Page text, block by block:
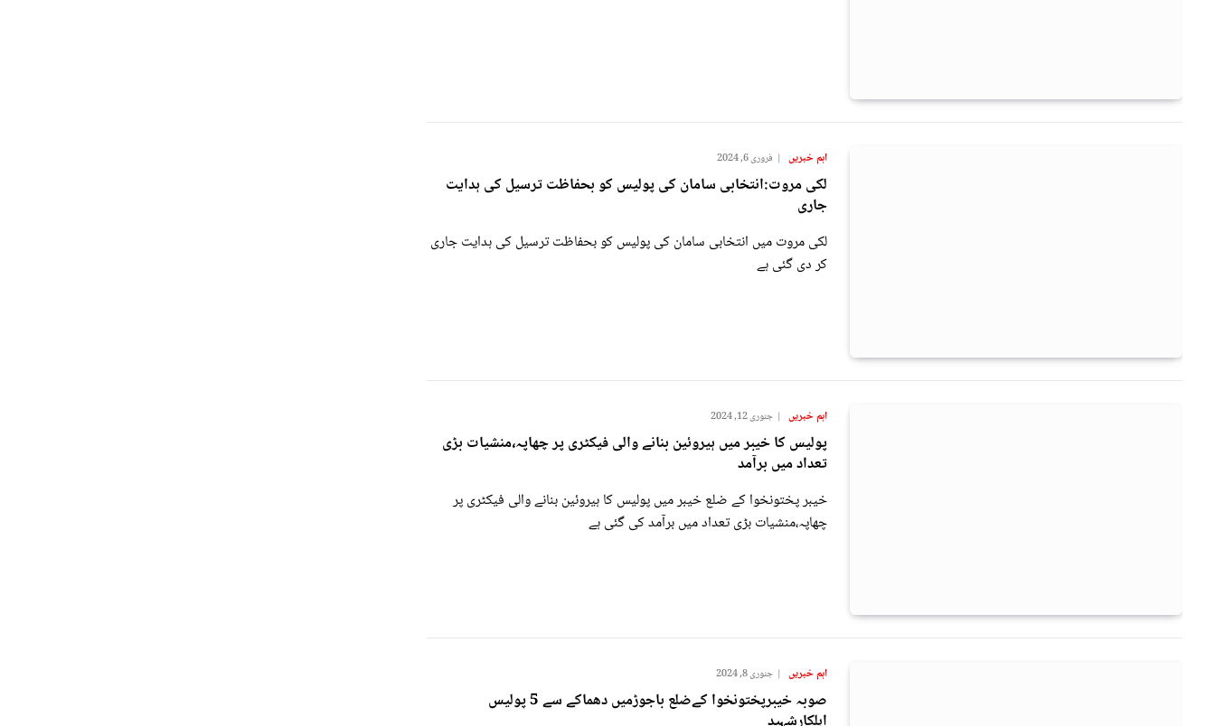
اہم خبریں فروری 6, 2024
لکی مروت:انتخابی سامان کی پولیس کو بحفاظت ترسیل کی ہدایت
جاری
لکی مروت میں انتخابی سامان کی پولیس کو بحفاظت ترسیل کی ہدایت جاری
کر دی گئی ہے
اہم خبریں جنوری 12, 2024
پولیس کا خیبر میں ہیروئین بنانے والی فیکٹری پر چھاپہ،منشیات بڑی
تعداد میں برآمد
خیبر پختونخوا کے ضلع خیبر میں پولیس کا ہیروئین بنانے والی فیکٹری پر
چھاپہ،منشیات بڑی تعداد میں برآمد کی گئی ہے
اہم خبریں جنوری 8, 2024
صوبہ خیبرپختونخوا کےضلع باجوڑمیں دھماکے سے 5 پولیس